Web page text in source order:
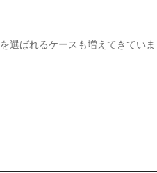
選ばれるケースも増えてきていま